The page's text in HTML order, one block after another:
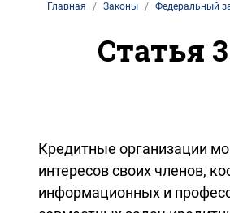
Главная Законы Федеральный
Статья
Кредитные организации
интересов своих членов,
информационных и